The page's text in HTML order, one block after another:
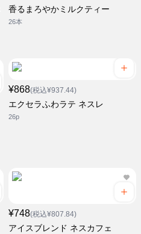
香るまろやかミルクティー
26本
¥868(税込¥937.44)
エクセラふわラテ ネスレ
26p
¥748(税込¥807.84)
アイスブレンド ネスカフェ